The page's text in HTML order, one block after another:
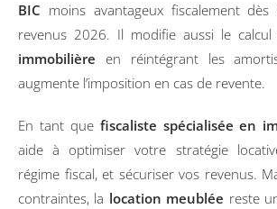
BIC moins avantageux fiscalement
revenus 2026. Il modifie aussi le
immobilière en réintégrant les
augmente l’imposition en cas de revente.
En tant que fiscaliste spécialisée en
aide à optimiser votre stratégie
régime fiscal, et sécuriser vos revenus.
contraintes, la location meublée reste